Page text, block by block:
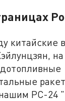
китайские
РС-24